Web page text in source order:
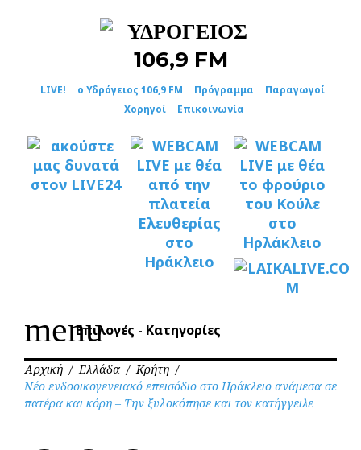
LIVE! ο Υδρόγειος 106,9 FM Πρόγραμμα
Παραγωγοί
Χορηγοί
Επικοινωνία
menuΕπιλογές - Κατηγορίες
Αρχική / Ελλάδα / Κρήτη /
Νέο ενδοοικογενειακό επεισόδιο στο Ηράκλειο ανάμεσα σε
πατέρα και κόρη – Την ξυλοκόπησε και τον κατήγγειλε